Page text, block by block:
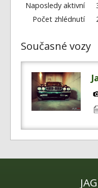
Naposledy aktivní
Počet zhlédnutí
Současné vozy